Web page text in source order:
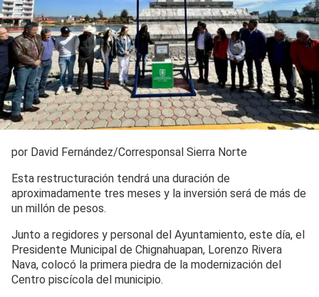
por David Fernández/Corresponsal Sierra Norte
Esta restructuración tendrá una duración de
aproximadamente tres meses y la inversión será de más de
un millón de pesos.
Junto a regidores y personal del Ayuntamiento, este día, el
Presidente Municipal de Chignahuapan, Lorenzo Rivera
Nava, colocó la primera piedra de la modernización del
Centro piscícola del municipio.